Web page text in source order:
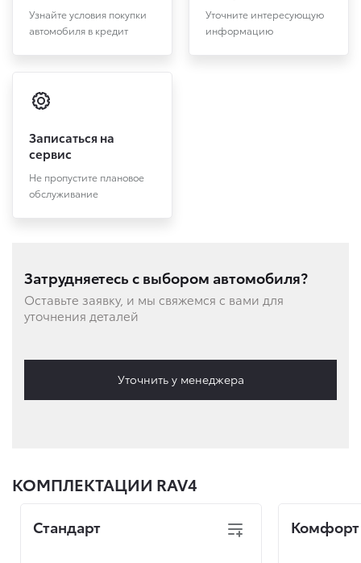
Узнайте условия покупки
автомобиля в кредит
Уточните интересующую
информацию
Записаться на
сервис
Не пропустите плановое
обслуживание
Затрудняетесь с выбором автомобиля?
Оставьте заявку, и мы свяжемся с вами для
уточнения деталей
Уточнить у менеджера
КОМПЛЕКТАЦИИ RAV4
Стандарт Комфорт